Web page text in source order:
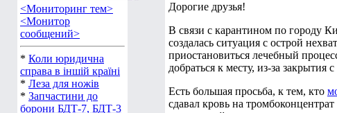
<Мониторинг тем>
<Монитор
сообщений>
* Коли юридична
справа в іншій країні
* Леза для ножів
* Запчастини до
борони БДТ-7, БДТ-3
Дорогие друзья!
В связи с карантином по городу
создалась ситуация с острой
приостановиться лечебный
добраться к месту, из-за закрытия
Есть большая просьба, к тем, кто
сдавал кровь на